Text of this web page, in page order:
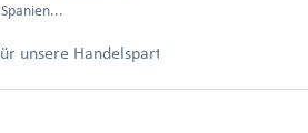
Spanien...
unsere Handelspartner nach Anmeldung.